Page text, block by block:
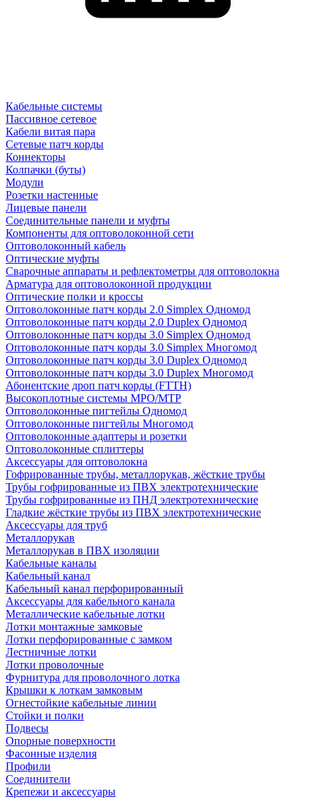
Кабельные системы
Пассивное сетевое
Кабели витая пара
Сетевые патч корды
Коннекторы
Колпачки (буты)
Модули
Розетки настенные
Лицевые панели
Соединительные панели и муфты
Компоненты для оптоволоконной сети
Оптоволоконный кабель
Оптические муфты
Сварочные аппараты и рефлектометры для оптоволокна
Арматура для оптоволоконной продукции
Оптические полки и кроссы
Оптоволоконные патч корды 2.0 Simplex Одномод
Оптоволоконные патч корды 2.0 Duplex Одномод
Оптоволоконные патч корды 3.0 Simplex Одномод
Оптоволоконные патч корды 3.0 Simplex Многомод
Оптоволоконные патч корды 3.0 Duplex Одномод
Оптоволоконные патч корды 3.0 Duplex Многомод
Абонентские дроп патч корды (FTTH)
Высокоплотные системы MPO/MTP
Оптоволоконные пигтейлы Одномод
Оптоволоконные пигтейлы Многомод
Оптоволоконные адаптеры и розетки
Оптоволоконные сплиттеры
Аксессуары для оптоволокна
Гофрированные трубы, металлорукав, жёсткие трубы
Трубы гофрированные из ПВХ электротехнические
Трубы гофрированные из ПНД электротехнические
Гладкие жёсткие трубы из ПВХ электротехнические
Аксессуары для труб
Металлорукав
Металлорукав в ПВХ изоляции
Кабельные каналы
Кабельный канал
Кабельный канал перфорированный
Аксессуары для кабельного канала
Металлические кабельные лотки
Лотки монтажные замковые
Лотки перфорированные с замком
Лестничные лотки
Лотки проволочные
Фурнитура для проволочного лотка
Крышки к лоткам замковым
Огнестойкие кабельные линии
Стойки и полки
Подвесы
Опорные поверхности
Фасонные изделия
Профили
Соединители
Крепежи и аксессуары